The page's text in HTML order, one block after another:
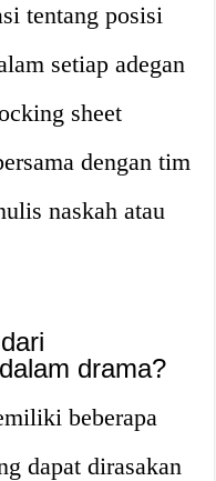
tentang posisi
setiap adegan
sheet
dengan tim
naskah atau
drama?
beberapa
dapat dirasakan